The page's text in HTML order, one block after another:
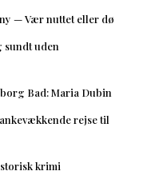
— Vær nuttet eller dø
sundt uden
Bad: Maria Dubin
rejse til
krimi